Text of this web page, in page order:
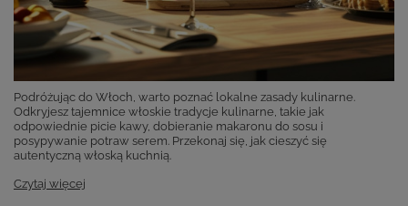
Podróżując do Włoch, warto poznać lokalne zasady kulinarne.
Odkryjesz tajemnice włoskie tradycje kulinarne, takie jak
odpowiednie picie kawy, dobieranie makaronu do sosu i
posypywanie potraw serem. Przekonaj się, jak cieszyć się
autentyczną włoską kuchnią.
Czytaj więcej